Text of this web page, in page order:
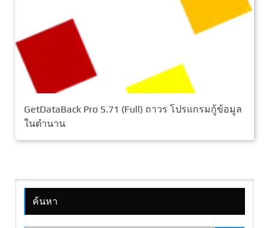
GetDataBack Pro 5.71 (Full) ถาวร โปรแกรมกู้ข้อมูล
ในตำนาน
ค้นหา